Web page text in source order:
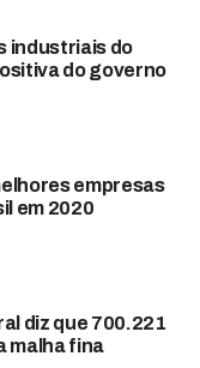
industriais do
do governo
empresas
em 2020
diz que 700.221
malha fina